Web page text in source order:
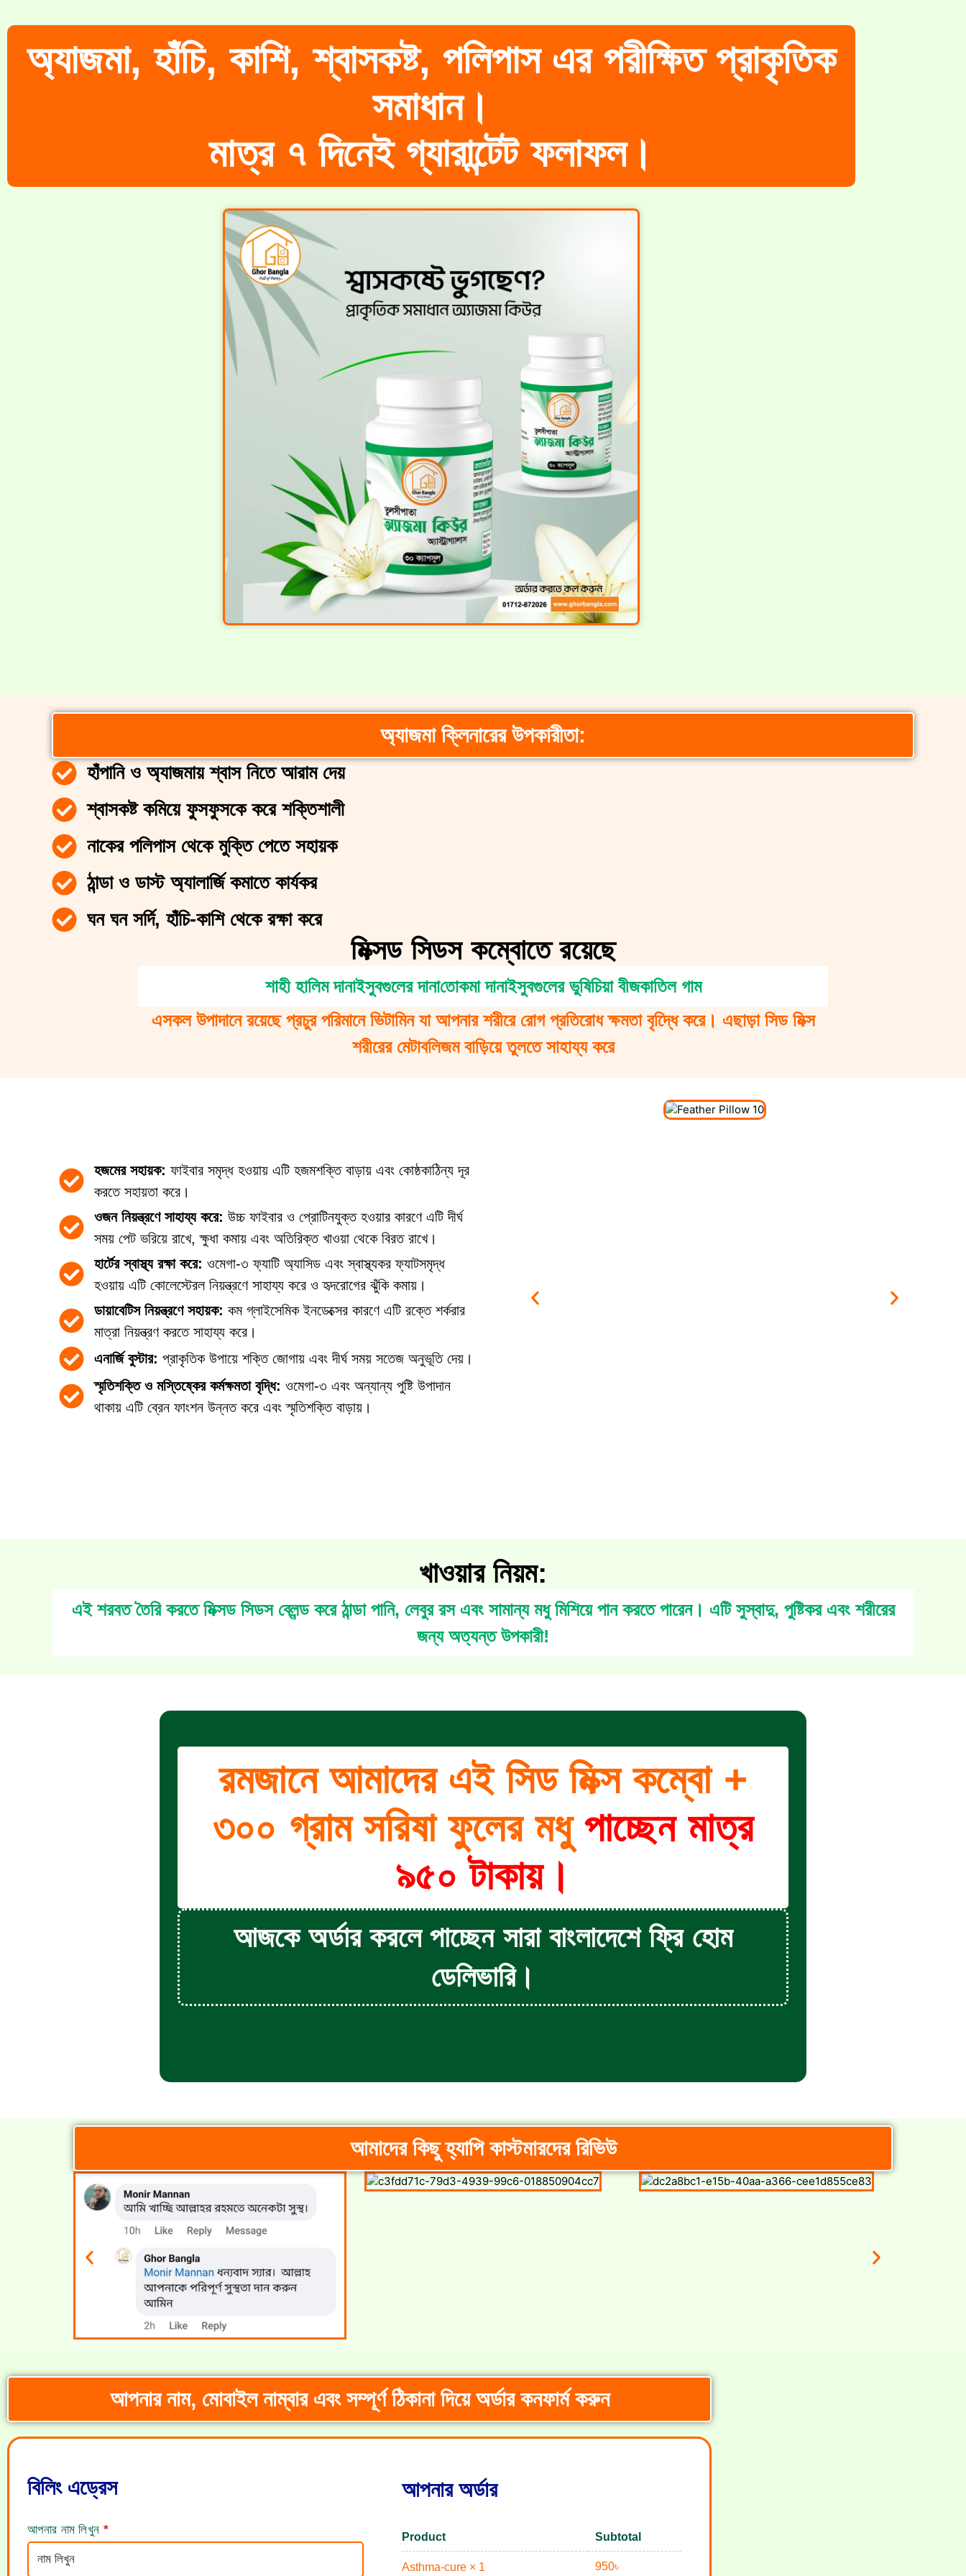
অ্যাজমা, হাঁচি, কাশি, শ্বাসকষ্ট, পলিপাস এর পরীক্ষিত প্রাকৃতিক
সমাধান।
মাত্র ৭ দিনেই গ্যারান্টেট ফলাফল।
অ্যাজমা ক্লিনারের উপকারীতা:
হাঁপানি ও অ্যাজমায় শ্বাস নিতে আরাম দেয়
শ্বাসকষ্ট কমিয়ে ফুসফুসকে করে শক্তিশালী
নাকের পলিপাস থেকে মুক্তি পেতে সহায়ক
ঠান্ডা ও ডাস্ট অ্যালার্জি কমাতে কার্যকর
ঘন ঘন সর্দি, হাঁচি-কাশি থেকে রক্ষা করে
মিক্সড সিডস কম্বোতে রয়েছে
শাহী হালিম দানাইসুবগুলের দানাতোকমা দানাইসুবগুলের ভুষিচিয়া বীজকাতিল গাম
এসকল উপাদানে রয়েছে প্রচুর পরিমানে ভিটামিন যা আপনার শরীরে রোগ প্রতিরোধ ক্ষমতা বৃদ্ধিে করে। এছাড়া সিড মিক্স
শরীরের মেটাবলিজম বাড়িয়ে তুলতে সাহায্য করে
হজমের সহায়ক: ফাইবার সমৃদ্ধ হওয়ায় এটি হজমশক্তি বাড়ায় এবং কোষ্ঠকাঠিন্য দূর
করতে সহায়তা করে।
ওজন নিয়ন্ত্রণে সাহায্য করে: উচ্চ ফাইবার ও প্রোটিনযুক্ত হওয়ার কারণে এটি দীর্ঘ
সময় পেট ভরিয়ে রাখে, ক্ষুধা কমায় এবং অতিরিক্ত খাওয়া থেকে বিরত রাখে।
হার্টের স্বাস্থ্য রক্ষা করে: ওমেগা-৩ ফ্যাটি অ্যাসিড এবং স্বাস্থ্যকর ফ্যাটসমৃদ্ধ
হওয়ায় এটি কোলেস্টেরল নিয়ন্ত্রণে সাহায্য করে ও হৃদরোগের ঝুঁকি কমায়।
ডায়াবেটিস নিয়ন্ত্রণে সহায়ক: কম গ্লাইসেমিক ইনডেক্সের কারণে এটি রক্তে শর্করার
মাত্রা নিয়ন্ত্রণ করতে সাহায্য করে।
এনার্জি বুস্টার: প্রাকৃতিক উপায়ে শক্তি জোগায় এবং দীর্ঘ সময় সতেজ অনুভূতি দেয়।
স্মৃতিশক্তি ও মস্তিষ্কের কর্মক্ষমতা বৃদ্ধি: ওমেগা-৩ এবং অন্যান্য পুষ্টি উপাদান
থাকায় এটি ব্রেন ফাংশন উন্নত করে এবং স্মৃতিশক্তি বাড়ায়।
খাওয়ার নিয়ম:
এই শরবত তৈরি করতে মিক্সড সিডস ব্লেন্ড করে ঠান্ডা পানি, লেবুর রস এবং সামান্য মধু মিশিয়ে পান করতে পারেন। এটি সুস্বাদু, পুষ্টিকর এবং শরীরের
জন্য অত্যন্ত উপকারী!
রমজানে আমাদের এই সিড মিক্স কম্বো +
৩০০ গ্রাম সরিষা ফুলের মধু পাচ্ছেন মাত্র
৯৫০ টাকায়।
আজকে অর্ডার করলে পাচ্ছেন সারা বাংলাদেশে ফ্রি হোম
ডেলিভারি।
আমাদের কিছু হ্যাপি কাস্টমারদের রিভিউ
আপনার নাম, মোবাইল নাম্বার এবং সম্পূর্ণ ঠিকানা দিয়ে অর্ডার কনফার্ম করুন
বিলিং এড্রেস
আপনার নাম লিখুন *
আপনার অর্ডার
Product Subtotal
Asthma-cure × 1 950৳